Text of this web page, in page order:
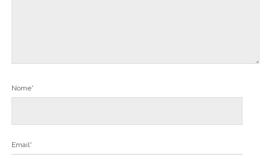
Nome*
Email*